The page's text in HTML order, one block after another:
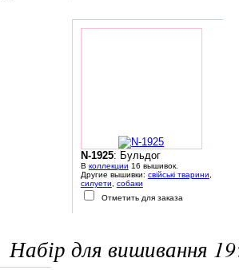
N-1925: Бульдог
В коллекции 16 вышивок.
Другие вышивки: свійські тварини
силуети
собаки
Отметить для заказа
набір для вишивання